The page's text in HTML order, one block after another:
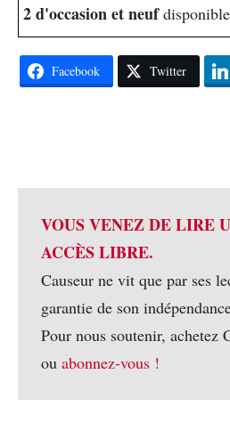
2 d'occasion et neuf
Facebook Twitter
VOUS VENEZ DE LIRE
ACCÈS LIBRE.
Causeur ne vit que par ses
garantie de son
Pour nous soutenir, achetez
ou abonnez-vous !